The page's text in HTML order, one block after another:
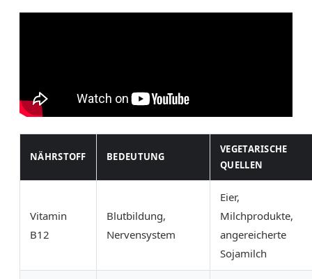
NÄHRSTOFF BEDEUTUNG
VEGETARISCHE
QUELLEN
Vitamin
B12
Blutbildung,
Nervensystem
Eier,
Milchprodukte,
angereicherte
Sojamilch